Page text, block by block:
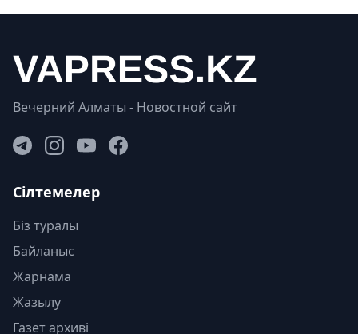
Вечерний Алматы - Новостной сайт
Сілтемелер
Біз туралы
Байланыс
Жарнама
Жазылу
Газет архиві